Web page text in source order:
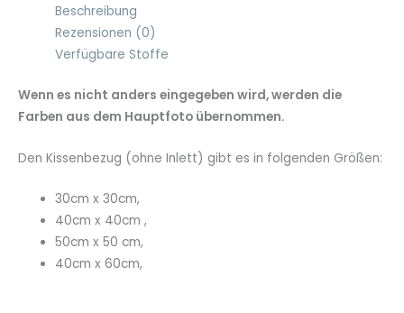
Beschreibung
Rezensionen (0)
Verfügbare Stoffe
Wenn es nicht anders eingegeben wird, werden die
Farben aus dem Hauptfoto übernommen.
Den Kissenbezug (ohne Inlett) gibt es in folgenden Größen:
30cm x 30cm,
40cm x 40cm ,
50cm x 50 cm,
40cm x 60cm,